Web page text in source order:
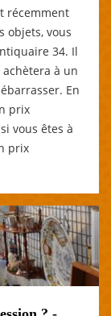
récemment
objets, vous
34. Il
à un
En
prix
vous êtes à
prix